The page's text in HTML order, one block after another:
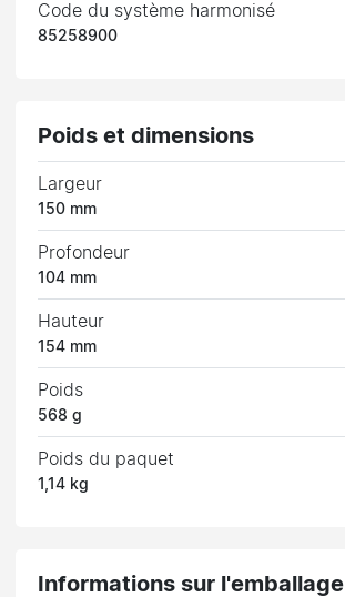
Code du système harmonisé
85258900
Poids et dimensions
Largeur
150 mm
Profondeur
104 mm
Hauteur
154 mm
Poids
568 g
Poids du paquet
1,14 kg
Informations sur l'emballage